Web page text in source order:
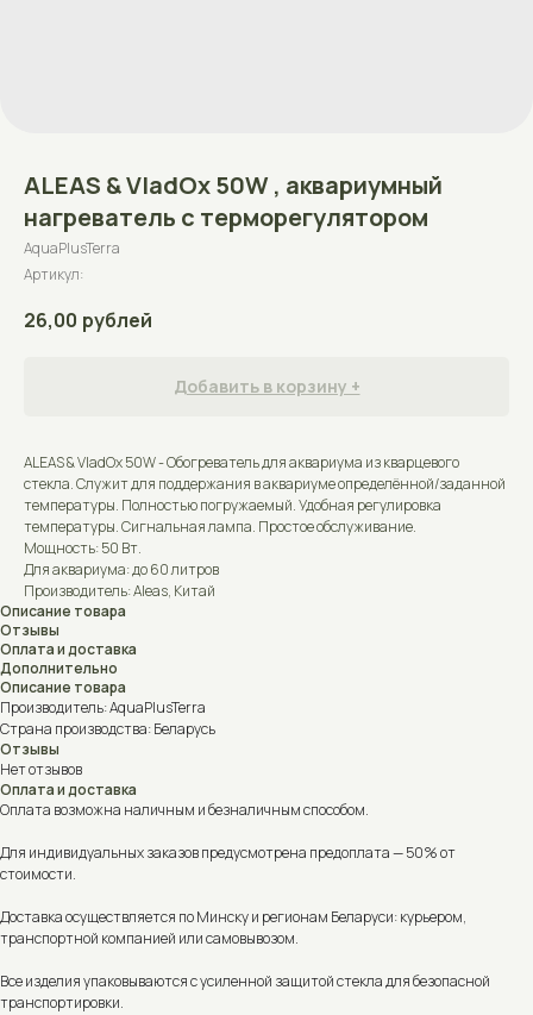
ALEAS & VladOx 50W , аквариумный
нагреватель с терморегулятором
AquaPlusTerra
Артикул:
26,00 рублей
Добавить в корзину +
ALEAS & VladOx 50W - Обогреватель для аквариума из кварцевого
стекла. Служит для поддержания в аквариуме определённой/заданной
температуры. Полностью погружаемый. Удобная регулировка
температуры. Сигнальная лампа. Простое обслуживание.
Мощность: 50 Вт.
Для аквариума: до 60 литров
Производитель: Aleas, Китай
Описание товара
Отзывы
Оплата и доставка
Дополнительно
Описание товара
Производитель: AquaPlusTerra
Страна производства: Беларусь
Отзывы
Нет отзывов
Оплата и доставка
Оплата возможна наличным и безналичным способом.
Для индивидуальных заказов предусмотрена предоплата — 50% от
стоимости.
Доставка осуществляется по Минску и регионам Беларуси: курьером,
транспортной компанией или самовывозом.
Все изделия упаковываются с усиленной защитой стекла для безопасной
транспортировки.